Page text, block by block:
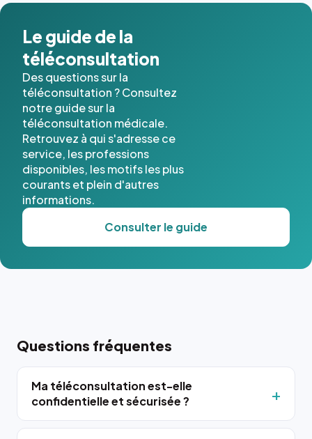
Le guide de la
téléconsultation
Des questions sur la
téléconsultation ? Consultez
notre guide sur la
téléconsultation médicale.
Retrouvez à qui s'adresse ce
service, les professions
disponibles, les motifs les plus
courants et plein d'autres
informations.
Consulter le guide
Questions fréquentes
Ma téléconsultation est-elle
confidentielle et sécurisée ?